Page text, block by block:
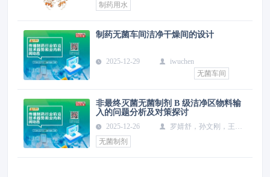
制药用水
制药无菌车间洁净干燥间的设计
2025-12-29
iwuchen
无菌车间
非最终灭菌无菌制剂 B 级洁净区物料输
入的问题分析及对策探讨
2025-12-26
罗婧舒，孙文刚，王
斌，张继康，裴鑫，杨创
无菌制剂